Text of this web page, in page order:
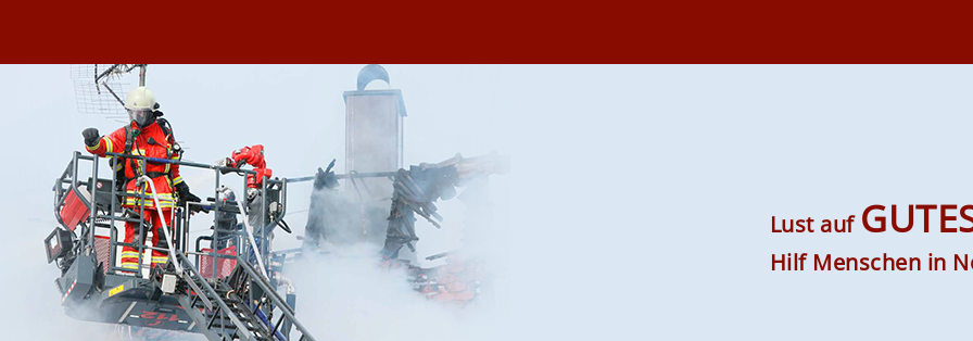
Lust auf
Hilf Menschen in